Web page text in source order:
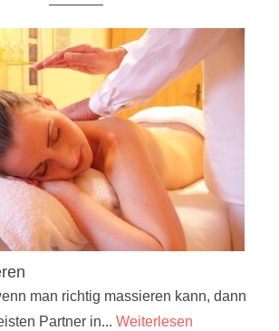
man richtig massieren kann, dann
Partner in... Weiterlesen